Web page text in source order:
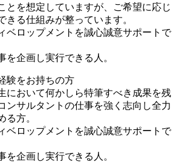
とを想定していますが、ご希望に応じ
きる仕組みが整っています。
ベロップメントを誠心誠意サポートで
を企画し実行できる人。
験をお持ちの方
において何かしら特筆すべき成果を残
ンサルタントの仕事を強く志向し全力
る方。
ベロップメントを誠心誠意サポートで
を企画し実行できる人。